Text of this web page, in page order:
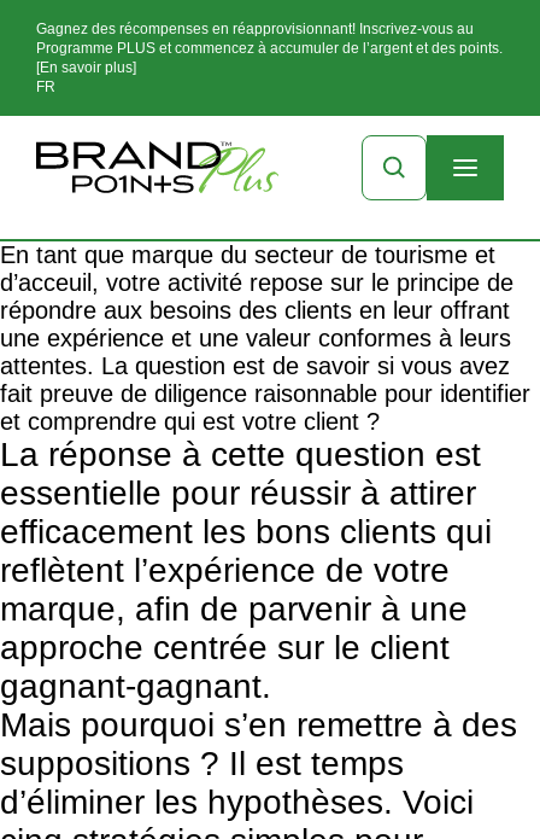
Gagnez des récompenses en réapprovisionnant! Inscrivez-vous au
Programme PLUS et commencez à accumuler de l’argent et des points.
[En savoir plus]
FR
En tant que marque du secteur de tourisme et
d’acceuil, votre activité repose sur le principe de
répondre aux besoins des clients en leur offrant
une expérience et une valeur conformes à leurs
attentes. La question est de savoir si vous avez
fait preuve de diligence raisonnable pour identifier
et comprendre qui est votre client ?
La réponse à cette question est
essentielle pour réussir à attirer
efficacement les bons clients qui
reflètent l’expérience de votre
marque, afin de parvenir à une
approche centrée sur le client
gagnant-gagnant.
Mais pourquoi s’en remettre à des
suppositions ? Il est temps
d’éliminer les hypothèses. Voici